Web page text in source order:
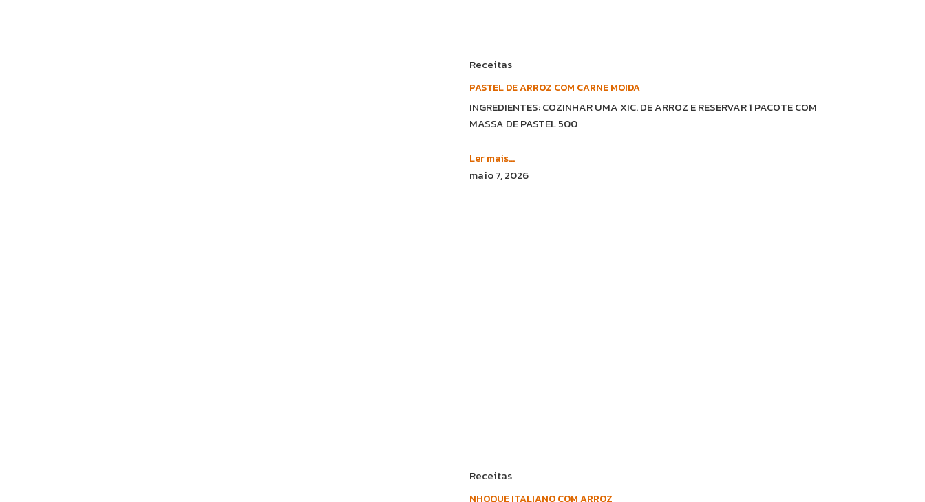
Receitas
PASTEL DE ARROZ COM CARNE MOIDA
INGREDIENTES: COZINHAR UMA XIC. DE ARROZ E RESERVAR 1 PACOTE COM
MASSA DE PASTEL 500
Ler mais...
maio 7, 2026
Receitas
NHOQUE ITALIANO COM ARROZ